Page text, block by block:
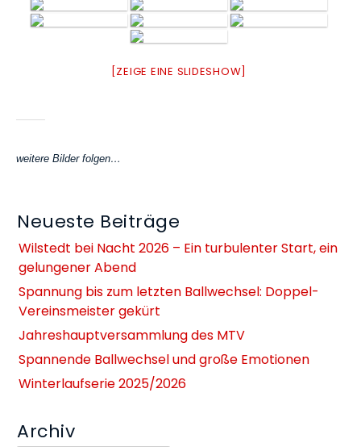
[ZEIGE EINE SLIDESHOW]
weitere Bilder folgen…
Neueste Beiträge
Wilstedt bei Nacht 2026 – Ein turbulenter Start, ein
gelungener Abend
Spannung bis zum letzten Ballwechsel: Doppel-
Vereinsmeister gekürt
Jahreshauptversammlung des MTV
Spannende Ballwechsel und große Emotionen
Winterlaufserie 2025/2026
Archiv